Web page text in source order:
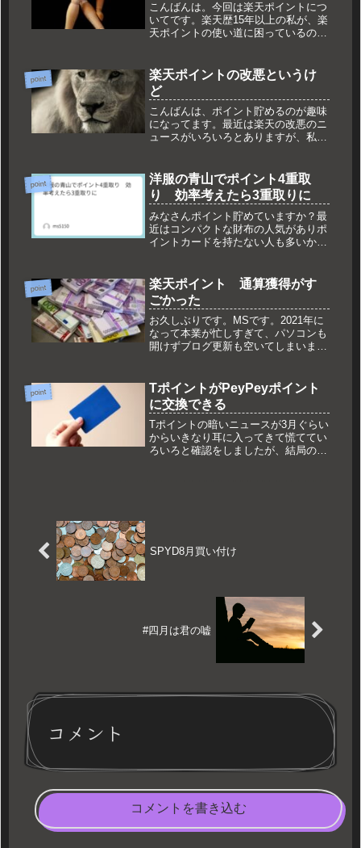
こんばんは。今回は楽天ポイントにつ
いてです。楽天歴15年以上の私が、楽
天ポイントの使い道に困っているので
い物で携帯電話代ぐらいのポイントが
たまり携帯料金とポイント投資で使
い...
point
楽天ポイントの改悪というけ
ど
こんばんは、ポイント貯めるのが趣味
になってます。最近は楽天の改悪のニ
ュースがいろいろとありますが、私も
まけをたくさん貰えたとおもって、今
後はポイントにこだわらず本当に価値
が...
point
洋服の青山でポイント4重取
り 効率考えたら3重取りに
みなさんポイント貯めていますか？最
近はコンパクトな財布の人気がありポ
イントカードを持たない人も多いかと
ようにしていますただ洋服の青山のポ
イントは貯めていますお得につられて
ク...
point
楽天ポイント 通算獲得がす
ごかった
お久しぶりです。MSです。2021年に
なって本業が忙しすぎて、パソコンも
開けずブログ更新も空いてしまいまし
Twitterやyoutubeでいろいろと勉強を
そんな中で、楽天ゴー...
point
TポイントがPeyPeyポイント
に交換できる
Tポイントの暗いニュースが3月ぐらい
からいきなり耳に入ってきて慌ててい
ろいろと確認をしましたが、結局のと
SPYD8月買い付け
#四月は君の嘘
コメント
コメントを書き込む